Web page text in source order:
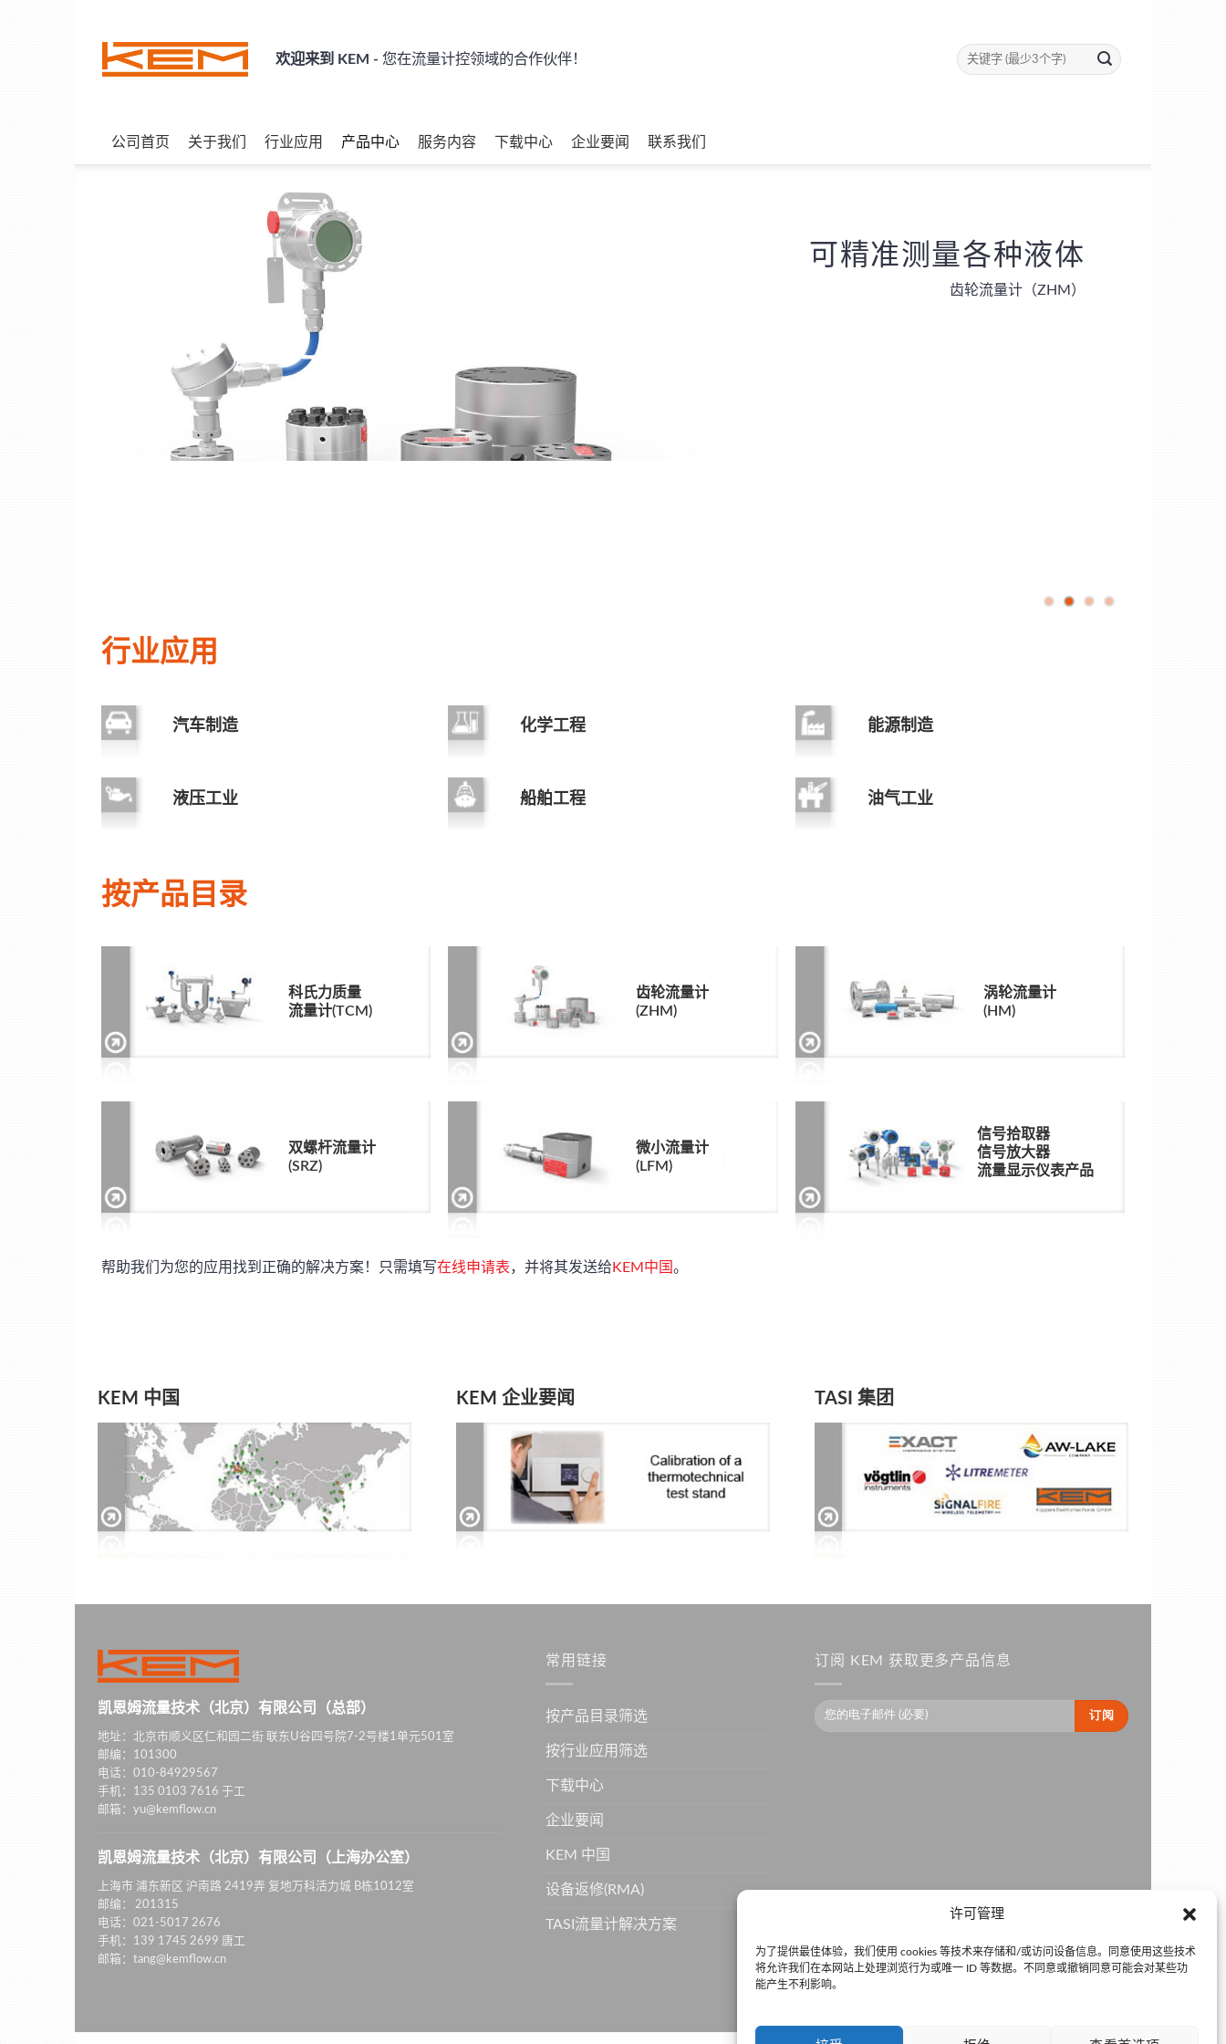
许可管理
为了提供最佳体验，我们使用 cookies 等技术来存储和/或访问设备信息。同意使用这些技术
将允许我们在本网站上处理浏览行为或唯一 ID 等数据。不同意或撤销同意可能会对某些功
能产生不利影响。
content
欢迎来到 KEM - 您在流量计控领域的合作伙伴！
公司首页 关于我们 行业应用 产品中心 服务内容 下载中心 企业要闻 联系我们
可精准测量各种液体
齿轮流量计（ZHM）
行业应用
汽车制造 化学工程 能源制造
液压工业 船舶工程 油气工业
按产品目录
科氏力质量
流量计(TCM)
齿轮流量计
(ZHM)
涡轮流量计
(HM)
双螺杆流量计
(SRZ)
微小流量计
(LFM)
信号拾取器
信号放大器
流量显示仪表产品
帮助我们为您的应用找到正确的解决方案！只需填写在线申请表，并将其发送给KEM中国。
KEM 中国 KEM 企业要闻 TASI 集团
凯恩姆流量技术（北京）有限公司（总部）
地址：北京市顺义区仁和园二街 联东U谷四号院7-2号楼1单元501室
邮编：101300
电话：010-84929567
手机：135 0103 7616 于工
邮箱：yu@kemflow.cn
凯恩姆流量技术（北京）有限公司（上海办公室）
上海市 浦东新区 沪南路 2419弄 复地万科活力城 B栋1012室
邮编： 201315
电话：021-5017 2676
手机：139 1745 2699 唐工
邮箱：tang@kemflow.cn
常用链接
按产品目录筛选
按行业应用筛选
下载中心
企业要闻
KEM 中国
设备返修(RMA)
TASI流量计解决方案
订阅 KEM 获取更多产品信息